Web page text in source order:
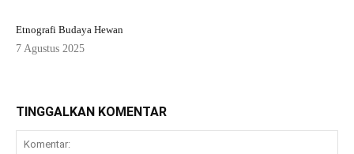
Etnografi Budaya Hewan
7 Agustus 2025
TINGGALKAN KOMENTAR